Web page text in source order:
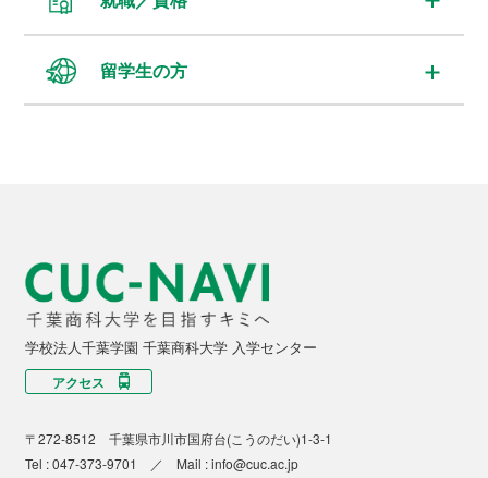
留学生の方
学校法人千葉学園 千葉商科大学 入学センター
アクセス
〒272-8512 千葉県市川市国府台(こうのだい)1-3-1
Tel :047-373-9701 ／ Mail :info@cuc.ac.jp